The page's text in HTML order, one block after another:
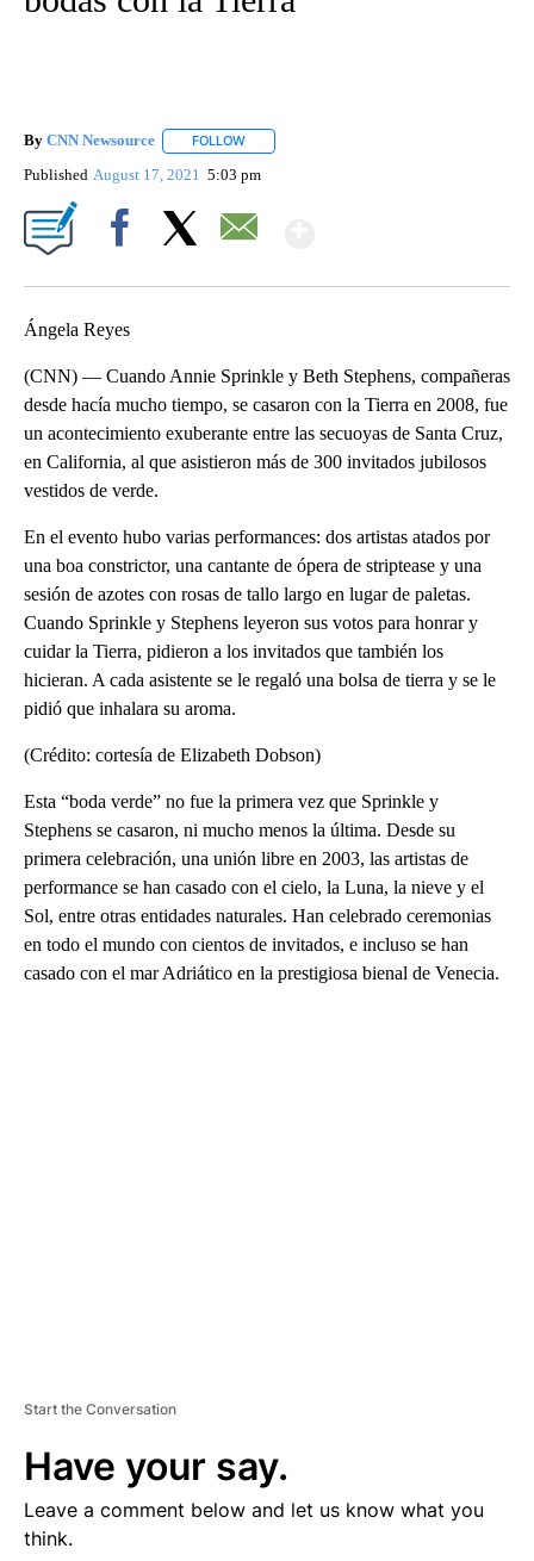
By CNN Newsource FOLLOW
Published August 17, 2021 5:03 pm
Ángela Reyes
(CNN) — Cuando Annie Sprinkle y Beth Stephens, compañeras
desde hacía mucho tiempo, se casaron con la Tierra en 2008, fue
un acontecimiento exuberante entre las secuoyas de Santa Cruz,
en California, al que asistieron más de 300 invitados jubilosos
vestidos de verde.
En el evento hubo varias performances: dos artistas atados por
una boa constrictor, una cantante de ópera de striptease y una
sesión de azotes con rosas de tallo largo en lugar de paletas.
Cuando Sprinkle y Stephens leyeron sus votos para honrar y
cuidar la Tierra, pidieron a los invitados que también los
hicieran. A cada asistente se le regaló una bolsa de tierra y se le
pidió que inhalara su aroma.
(Crédito: cortesía de Elizabeth Dobson)
Esta “boda verde” no fue la primera vez que Sprinkle y
Stephens se casaron, ni mucho menos la última. Desde su
primera celebración, una unión libre en 2003, las artistas de
performance se han casado con el cielo, la Luna, la nieve y el
Sol, entre otras entidades naturales. Han celebrado ceremonias
en todo el mundo con cientos de invitados, e incluso se han
casado con el mar Adriático en la prestigiosa bienal de Venecia.
Start the Conversation
Have your say.
Leave a comment below and let us know what you
think.